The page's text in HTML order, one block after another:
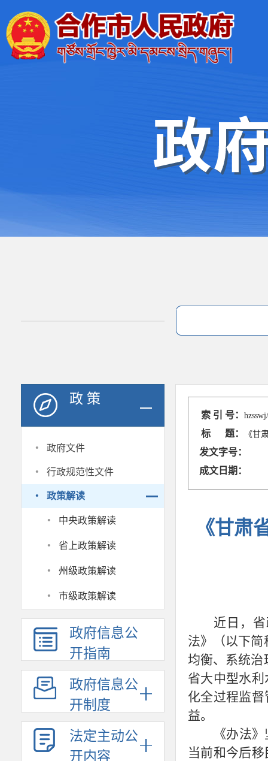
政 策
· 政府文件
· 行政规范性文件
· 政策解读
· 中央政策解读
· 省上政策解读
· 州级政策解读
· 市级政策解读
政府信息公
开指南
政府信息公
开制度
法定主动公
开内容
索 引 号：
标 题： 《甘
发文字号：
成文日期：
《甘肃
近日，
法》（以下
均衡、系统治
省大中型水
化全过程监
益。
《办法
当前和今后